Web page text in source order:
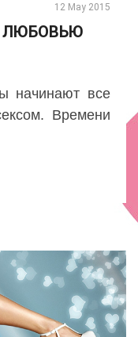
12 May 2015
ЛЮБОВЬЮ
начинают все
Времени